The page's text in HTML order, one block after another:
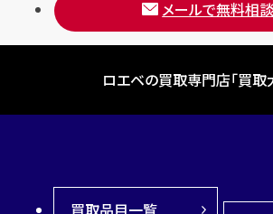
メールで無料相
ロエベの買取専門店「買取